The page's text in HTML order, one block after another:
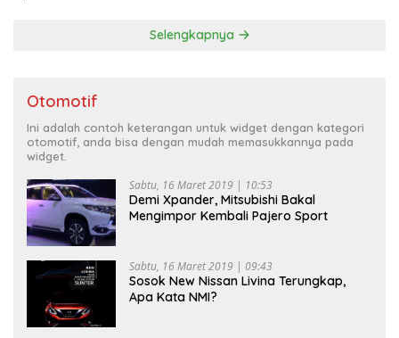
Selengkapnya
Otomotif
Ini adalah contoh keterangan untuk widget dengan kategori
otomotif, anda bisa dengan mudah memasukkannya pada
widget.
Sabtu, 16 Maret 2019 | 10:53
Demi Xpander, Mitsubishi Bakal
Mengimpor Kembali Pajero Sport
Sabtu, 16 Maret 2019 | 09:43
Sosok New Nissan Livina Terungkap,
Apa Kata NMI?